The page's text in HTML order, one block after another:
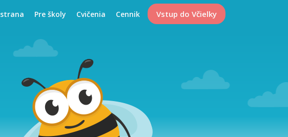
Pre školy Cvičenia Cennik Vstup do Včielky